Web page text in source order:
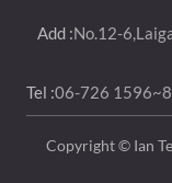
Add :No.12-
Tel :06-726 1596~8
Copyright © Ian